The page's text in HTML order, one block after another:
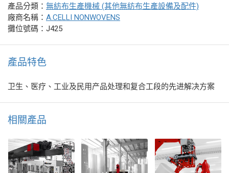
產品分類： 無紡布生產機械 (其他無紡布生產設備及配件)
廠商名稱： A.CELLI NONWOVENS
攤位號碼：J425
產品特色
卫生、医疗、工业及民用产品处理和复合工段的先进解决方案
相關產品